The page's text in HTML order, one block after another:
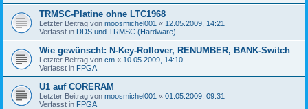
TRMSC-Platine ohne LTC1968
Letzter Beitrag von moosmichel001 « 12.05.2009, 14:21
Verfasst in DDS und TRMSC (Hardware)
Wie gewünscht: N-Key-Rollover, RENUMBER, BANK-Switch
Letzter Beitrag von cm « 10.05.2009, 14:10
Verfasst in FPGA
U1 auf CORERAM
Letzter Beitrag von moosmichel001 « 01.05.2009, 09:31
Verfasst in FPGA